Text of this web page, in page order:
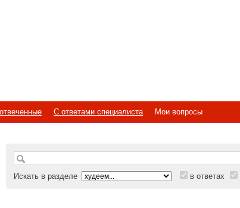
С ответами специалиста
Мои вопросы
Искать в разделе в ответах